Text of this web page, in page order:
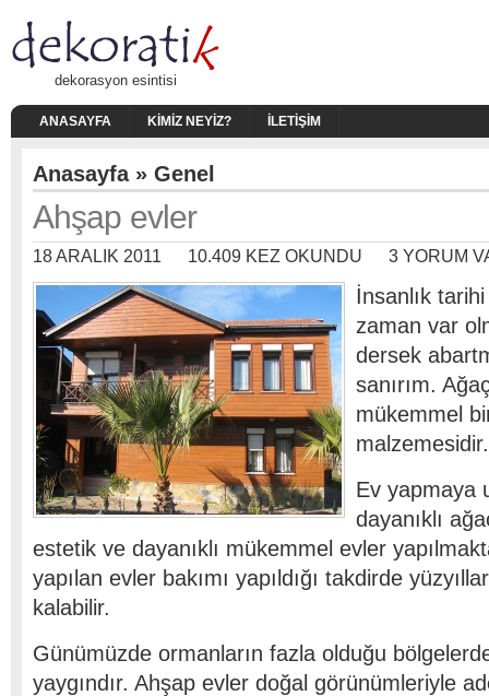
dekorasyon esintisi
ANASAYFA KIMIZ NEYIZ? İLETIŞIM
Anasayfa» Genel
Ahşap evler
18 ARALIK 2011 10.409 KEZ OKUNDU 3 YORUM
İnsanlık
zaman var
dersek
sanırım.
mükemmel
malzemesidir.
Ev yapmaya
dayanıklı
estetik ve dayanıklı mükemmel evler
yapılan evler bakımı yapıldığı takdirde
kalabilir.
Günümüzde ormanların fazla olduğu
yaygındır. Ahşap evler doğal görünümleriyle